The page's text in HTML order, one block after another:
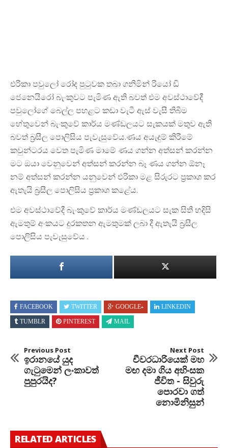
එරිකා පවුලෝ රෝද පුටුවක තබා ගනිමින් රියෝ ඩි
ජෙනෙයිරෝ බැංකුවට පැමිණ ඇති බවත් එම අවස්ථාවේදී
පවුලෝගේ බෙල්ල පහළට කඩා වැටී ඇස් වැසී තිබීම
හේතුවෙන් බැංකුවේ කාර්ය මණ්ඩලයට සැකයක් මතුව ඇති
බවත් බ්‍රසීල පොලිසිය පැවැසුවේය.ණය අයැදුම් කිරීමේ
කවුන්ටරය වෙත පැමිණ මාමේ ණය ගන්න අත්සන් කරන්න
මට ඔයා වෙනුවෙන් අත්සන් කරන්න බෑ ණය ගන්න ඕනෑ
නම් අත්සන් කරන්න යනුවෙන් එරිකා මළ සිරුරට ප්‍රකාශ කර
ඇතැයි බ්‍රසීල පොලිසිය ප්‍රකාශ කළේය.
එම අවස්ථාවේදී බැංකුවේ කාර්ය මණ්ඩලයට සැක සිතී හදිසි
ඇමතුම් අංකයට දුරකතන ඇමතුමක් ලබා දී ඇතැයි බ්‍රසීල
පොලිසිය පැවැසුවේය .
FACEBOOK TWITTER GOOGLE+ LINKEDIN
TUMBLR PINTEREST MAIL
Previous Post
ඉරානයේ යුද
ගැටුමෙන් ලංකාවත්
පුපුරයිද?
Next Post
චීවරධාරියෙක් මහ
මඟ දමා ගිය අහිංසක
ජීවිත - සිවුරු
පොරවා ගත්
නොමිනිසුන්
RELATED ARTICLES